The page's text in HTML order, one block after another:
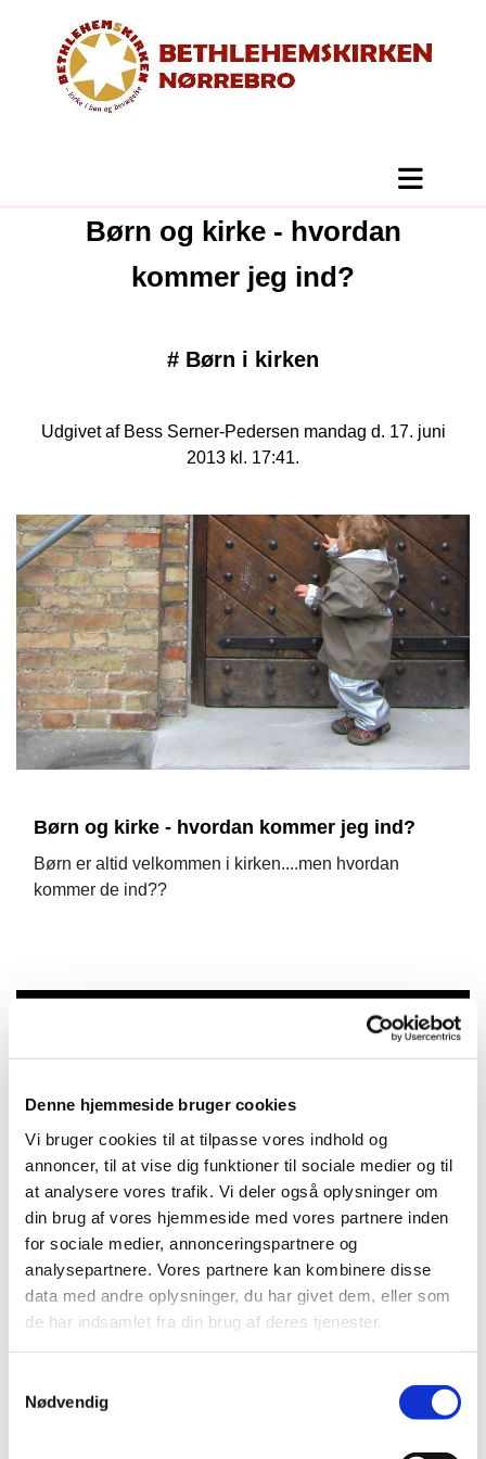
Denne hjemmeside bruger cookies
Vi bruger cookies til at tilpasse vores indhold og
annoncer, til at vise dig funktioner til sociale medier og til
at analysere vores trafik. Vi deler også oplysninger om
din brug af vores hjemmeside med vores partnere inden
for sociale medier, annonceringspartnere og
analysepartnere. Vores partnere kan kombinere disse
data med andre oplysninger, du har givet dem, eller som
de har indsamlet fra din brug af deres tjenester.
Nødvendig
Børn og kirke - hvordan
kommer jeg ind?
# Børn i kirken
Udgivet af Bess Serner-Pedersen mandag d. 17. juni
2013 kl. 17:41.
Børn og kirke - hvordan kommer jeg ind?
Børn er altid velkommen i kirken....men hvordan
kommer de ind??
Du vil måske også kunne lide...